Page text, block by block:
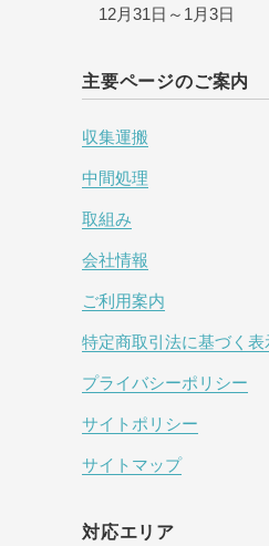
12月31日～1月3日
主要ページのご案内
収集運搬
中間処理
取組み
会社情報
ご利用案内
特定商取引法に基づく表
プライバシーポリシー
サイトポリシー
サイトマップ
対応エリア